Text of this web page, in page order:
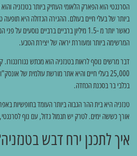
הסרנגטי הוא הפארק הלאומי העתיק ביותר בטנזניה
ביותר של בעלי חיים בעולם. ההגירה הגדולה היא
כאשר יותר מ -1.5 מיליון ברביים ברביים
המרשימה ביותר ומעוררת יראה של יצירת הטבע.
דבר מרשים נוסף לראות בטנזניה הוא מכתש נגורונגורו.
25,000 בעלי חיים והיא אתר מורשת עולמית של
בכלבי בר בסכנת הכחדה.
טנזניה היא בית ההר הגבוה ביותר העומד בחופשיות
אורך כששה ימים. לטרק יש תגמול גדול, עם נוף
איך לתכנן ירח דבש